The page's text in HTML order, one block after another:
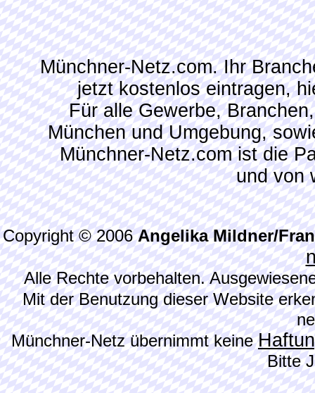
Münchner-Netz.com. Ihr
jetzt kostenlos eintragen,
Für alle Gewerbe,
München und Umgebung,
Münchner-Netz.com ist die
und von
Copyright © 2006Angelika Mildner/
Alle Rechte vorbehalten.
Mit der Benutzung dieser Website
Münchner-Netz übernimmt keine
Bitte